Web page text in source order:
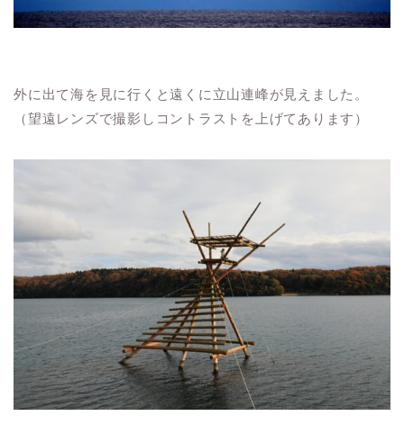
外に出て海を見に行くと遠くに立山連峰が見えました。
（望遠レンズで撮影しコントラストを上げてあります）